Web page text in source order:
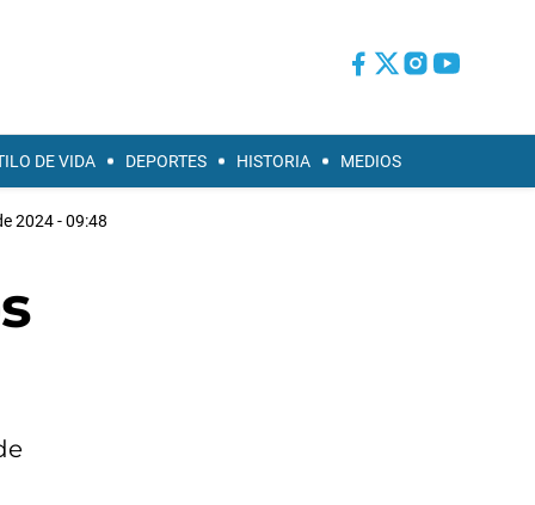
DE VIDA DEPORTES HISTORIA MEDIOS
2024 - 09:48